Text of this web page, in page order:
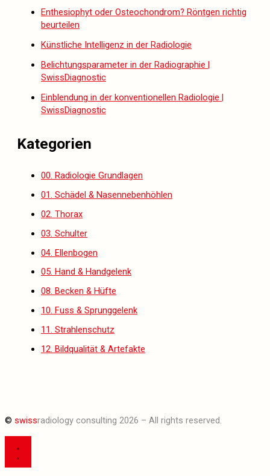
Enthesiophyt oder Osteochondrom? Röntgen richtig
beurteilen
Künstliche Intelligenz in der Radiologie
Belichtungsparameter in der Radiographie |
SwissDiagnostic
Einblendung in der konventionellen Radiologie |
SwissDiagnostic
Kategorien
00. Radiologie Grundlagen
01. Schädel & Nasennebenhöhlen
02. Thorax
03. Schulter
04. Ellenbogen
05. Hand & Handgelenk
08. Becken & Hüfte
10. Fuss & Sprunggelenk
11. Strahlenschutz
12. Bildqualität & Artefakte
© swissradiology consulting 2026 – All rights reserved.